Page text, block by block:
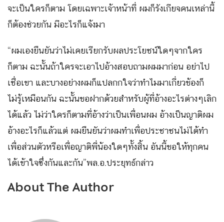
จะเป็นใครก็ตาม โดยเฉพาะเจ้าหน้าที่ ผมก็รังเกียจคนเหล่านี้
ก็ต้องช่วยกัน มีอะไรก็แจ้งมา
“ผมเองยืนยันว่าไม่เคยเรียกรับผลประโยชน์ใดๆจากใคร
ก็ตาม ฉะนั้นถ้าใครจะเอาไปอ้างสอบถามผมมาก่อน อย่าไป
เชื่อเขา และบางอย่างผมก็แปลกกใจว่าทำไมมาเกี่ยวข้องก็
ไม่รู้เหมือนกัน ฉะนั้นขอฝากด้วยสำหรับผู้ที่อ้างอะไรต่างๆเลิก
ได้แล้ว ไม่ว่าใครก็ตามที่อ้างว่าเป็นเพื่อนผม อ้างเป็นญาติผม
อ้างอะไรก็แล้วแต่ ผมยืนยันว่าผมทำเพื่อประชาชนไม่ได้ทำ
เพื่อส่วนตัวหรือเพื่อญาติพี่น้องใดๆทั้งสิ้น อันนี้ขอให้ทุกคน
ได้เข้าใจซึ่งกันและกัน”พล.อ.ประยุทธ์กล่าว
About The Author